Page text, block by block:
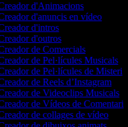
d'Animacions
d'anuncis en vídeo
d'intros
d'outros
de Comercials
de Pel·lícules Musicals
de Pel·lícules de Misteri
de Reels d’Instagram
de Videoclips Musicals
de Vídeos de Comentari
de collages de vídeo